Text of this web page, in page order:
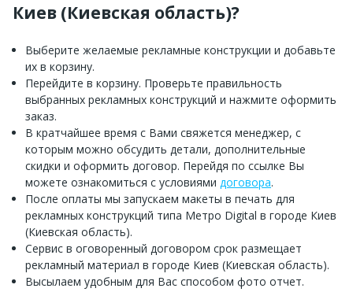
Киев (Киевская область)?
Выберите желаемые рекламные конструкции и добавьте
их в корзину.
Перейдите в корзину. Проверьте правильность
выбранных рекламных конструкций и нажмите оформить
заказ.
В кратчайшее время с Вами свяжется менеджер, с
которым можно обсудить детали, дополнительные
скидки и оформить договор. Перейдя по ссылке Вы
можете ознакомиться с условиями договора.
После оплаты мы запускаем макеты в печать для
рекламных конструкций типа Метро Digital в городе Киев
(Киевская область).
Сервис в оговоренный договором срок размещает
рекламный материал в городе Киев (Киевская область).
Высылаем удобным для Вас способом фото отчет.